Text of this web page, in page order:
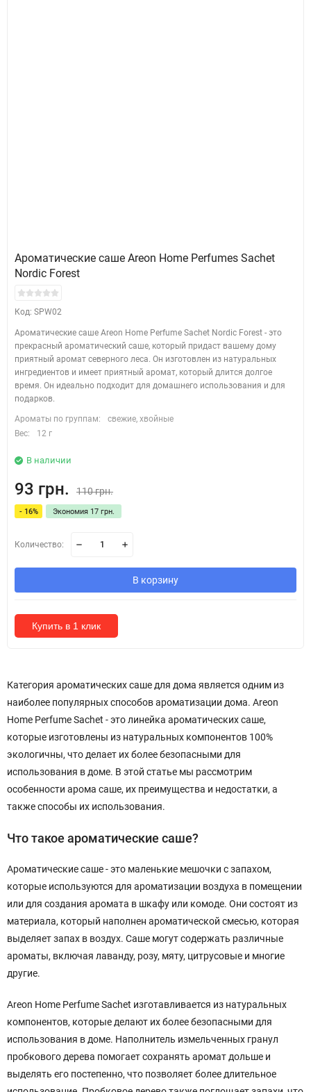
Ароматические саше Areon Home Perfumes Sachet
Nordic Forest
Код: SPW02
Ароматические саше Areon Home Perfume Sachet Nordic Forest - это
прекрасный ароматический саше, который придаст вашему дому
приятный аромат северного леса. Он изготовлен из натуральных
ингредиентов и имеет приятный аромат, который длится долгое
время. Он идеально подходит для домашнего использования и для
подарков.
Ароматы по группам:
свежие, хвойные
Вес:
12 г
В наличии
93 грн. 110 грн.
- 16% Экономия 17 грн.
Количество:
В корзину
Купить в 1 клик
Категория ароматических саше для дома является одним из
наиболее популярных способов ароматизации дома. Areon
Home Perfume Sachet - это линейка ароматических саше,
которые изготовлены из натуральных компонентов 100%
экологичны, что делает их более безопасными для
использования в доме. В этой статье мы рассмотрим
особенности арома саше, их преимущества и недостатки, а
также способы их использования.
Что такое ароматические саше?
Ароматические саше - это маленькие мешочки с запахом,
которые используются для ароматизации воздуха в помещении
или для создания аромата в шкафу или комоде. Они состоят из
материала, который наполнен ароматической смесью, которая
выделяет запах в воздух. Саше могут содержать различные
ароматы, включая лаванду, розу, мяту, цитрусовые и многие
другие.
Areon Home Perfume Sachet изготавливается из натуральных
компонентов, которые делают их более безопасными для
использования в доме. Наполнитель измельченных гранул
пробкового дерева помогает сохранять аромат дольше и
выделять его постепенно, что позволяет более длительное